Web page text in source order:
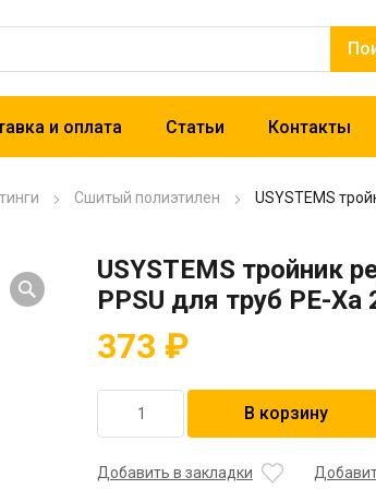
и оплата Статьи Контакты
Сшитый полиэтилен USYSTEMS
USYSTEMS тройник
PPSU для труб PE-Xa
373 ₽
товара
тройник
В корзину
Добавить в закладки